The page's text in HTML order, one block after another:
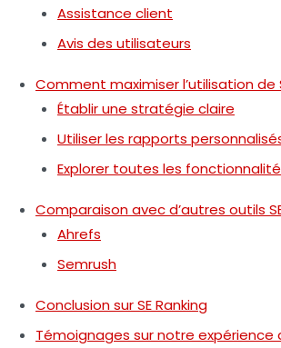
Assistance client
Avis des utilisateurs
Comment maximiser l’utilisation de
Établir une stratégie claire
Utiliser les rapports
Explorer toutes les
Comparaison avec d’autres outils
Ahrefs
Semrush
Conclusion sur SE Ranking
Témoignages sur notre expérience